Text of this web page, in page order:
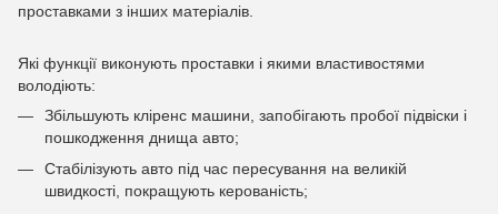
проставками з інших матеріалів.
Які функції виконують проставки і якими властивостями
володіють:
Збільшують кліренс машини, запобігають пробої підвіски і
пошкодження днища авто;
Стабілізують авто під час пересування на великій
швидкості, покращують керованість;